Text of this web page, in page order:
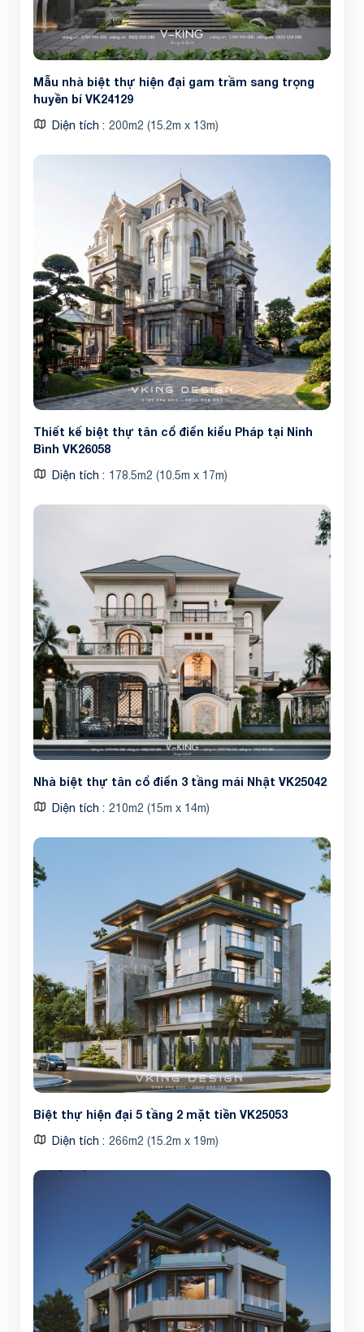
Mẫu nhà biệt thự hiện đại gam trầm sang trọng
huyền bí VK24129
Diện tích 200m2 (15.2m x 13m)
Thiết kế biệt thự tân cổ điển kiểu Pháp tại Ninh
Bình VK26058
Diện tích 178.5m2 (10.5m x 17m)
Nhà biệt thự tân cổ điển 3 tầng mái Nhật VK25042
Diện tích 210m2 (15m x 14m)
Biệt thự hiện đại 5 tầng 2 mặt tiền VK25053
Diện tích 266m2 (15.2m x 19m)